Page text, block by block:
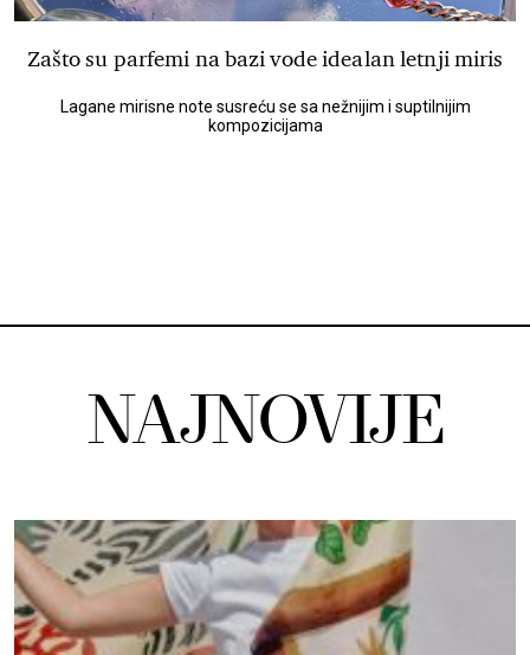
Zašto su parfemi na bazi vode idealan letnji miris
Lagane mirisne note susreću se sa nežnijim i suptilnijim
kompozicijama
NAJNOVIJE